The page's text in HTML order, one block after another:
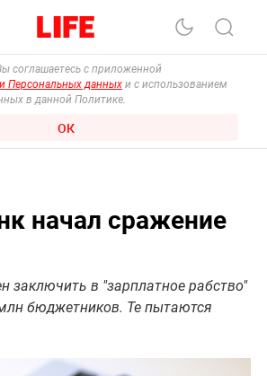
соглашаетесь с приложенной
Персональных данных и с использованием
в данной Политике.
ОК
начал сражение
заключить в "зарплатное рабство"
бюджетников. Те пытаются